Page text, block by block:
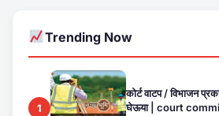
Trending Now
1
कोर्ट वाटप / विभाजन
घेऊया | court